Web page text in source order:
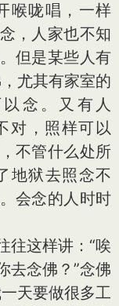
喉咙唱，一样
，人家也不知
但是某些人有
尤其有家室的
念。又有人
对，照样可以
不管什么处所
地狱去照念不
会念的人时时
这样讲：“唉
去念佛？”念佛
天要做很多工